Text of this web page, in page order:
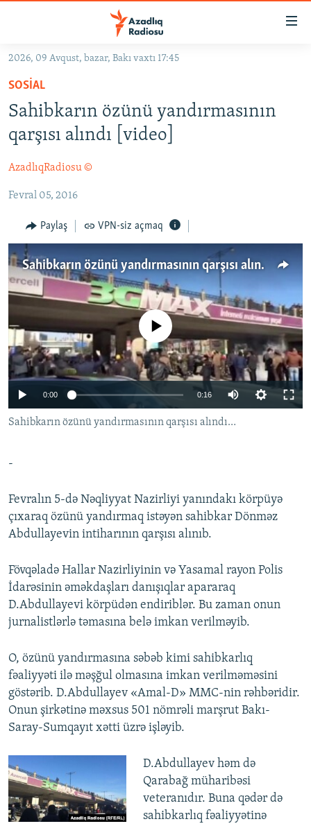
Əsas
qayıt
Əsas
qayıt
Axtarışa
GÜNDƏM
#İZAHLA
KORRUPSIOMETR
#ƏSLINDƏ
FƏRQƏ BAX
QANUNI DOĞRU
ARAŞDIRMA
MULTIMEDIA
VIDEO
FOTOQALEREYA
KARIKATURA
RADIO ARXIV
OXU ZALI
AZƏRBAYCAN ƏDƏBIYYATI KITABXANASI
İSLAM VƏ DEMOKRATIYA
İZ - MƏDƏNIYYƏT PROQRAMI
HAQQIMIZDA
PEŞƏ ETIKASI VƏ JURNALISTIKA STANDARTLARIMIZ
MATERIALLARIMIZDAN ISTIFADƏ
AZADLIQRADIOSU MOBIL TELEFONUNUZDA
BIZIMLƏ ƏLAQƏ
BIZI IZLƏ
RFE/RL-in bütün saytları
2026, 09 Avqust, bazar, Bakı vaxtı 17:45
SOSIAL
Sahibkarın özünü yandırmasının
qarşısı alındı [video]
AzadlıqRadiosu ©
Fevral 05, 2016
Paylaş VPN-siz açmaq
Sahibkarın özünü yandırmasının qarşısı alındı…
No media source currently available
0:00 0:16
Sahibkarın özünü yandırmasının qarşısı alındı…
-
Fevralın 5-də Nəqliyyat Nazirliyi yanındakı körpüyə
çıxaraq özünü yandırmaq istəyən sahibkar Dönməz
Abdullayevin intiharının qarşısı alınıb.
Fövqəladə Hallar Nazirliyinin və Yasamal rayon Polis
İdarəsinin əməkdaşları danışıqlar apararaq
D.Abdullayevi körpüdən endiriblər. Bu zaman onun
jurnalistlərlə təmasına belə imkan verilməyib.
O, özünü yandırmasına səbəb kimi sahibkarlıq
fəaliyyəti ilə məşğul olmasına imkan verilməməsini
göstərib. D.Abdullayev «Amal-D» MMC-nin rəhbəridir.
Onun şirkətinə məxsus 501 nömrəli marşrut Bakı-
Saray-Sumqayıt xətti üzrə işləyib.
D.Abdullayev həm də
Qarabağ müharibəsi
veteranıdır. Buna qədər də
sahibkarlıq fəaliyyətinə